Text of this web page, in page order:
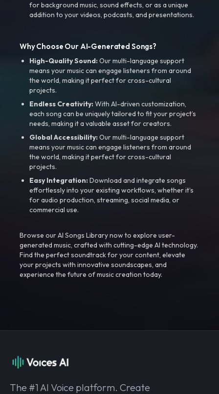
for background music, sound effects, or as a unique
addition to your videos, podcasts, and presentations.
Why Choose Our AI-Generated Songs?
High-Quality Sound:Our multi-language support
means your music can engage listeners from around
the world, making it perfect for cross-cultural
projects.
Endless Creativity:With AI-driven customization,
each song can be uniquely tailored to fit your project’s
needs, making it a valuable asset for creators.
Global Accessibility:Our multi-language support
means your music can engage listeners from around
the world, making it perfect for cross-cultural
projects.
Easy Integration:Download and integrate songs
effortlessly into your existing workflows, whether it’s
for audio production, streaming, social media, or
commercial use.
Browse our AI Songs Library now to explore user-
generated music, crafted with cutting-edge AI technology.
Find the perfect soundtrack for your content, elevate
your projects with innovative soundscapes, and
experience the future of music creation today.
The #1 AI Voice platform. Create